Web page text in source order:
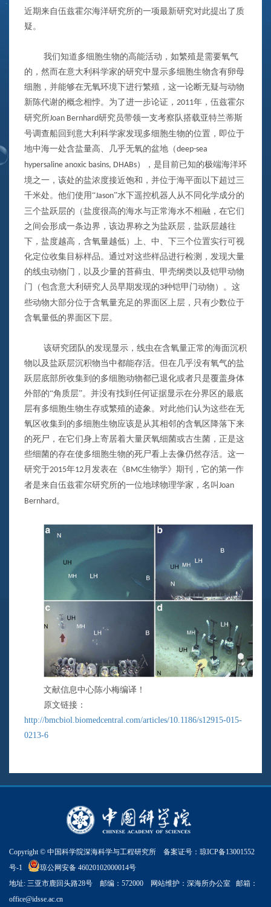
近期来自伍兹霍尔海洋研究所的一项最新研究对此提出了质
疑。
我们知道多细胞生物的高能活动，如繁殖是需要氧气
的，然而在意大利科学家的研究中显示多细胞生物含有卵母
细胞，并能够在无氧环境下进行繁殖，这一论断无疑与动物
新陈代谢的概念相悖。为了进一步论证， 2011年，伍兹霍尔
研究所Joan Bernhard研究员带领一支考察队搭载亚特兰蒂斯
号调查船回到意大利科学家发现多细胞生物的位置，即位于
地中海一处含盐量高、几乎无氧的盆地（deep-sea
hypersaline anoxic basins, DHABs），是目前已知的极端海洋环
境之一，该处的盐浓度接近饱和，并位于海平面以下超过三
千米处。他们使用“Jason”水下遥控机器人从不同化学成分的
三个盐跃层的（盐度很高的海水与正常海水不相融，在它们
之间会形成一条边界，该边界称之为盐跃层，盐跃层越往
下，盐度越高，含氧量越低）上、中、下三个位置实行可视
化定位收集目标样品。通过对这些样品进行检测，发现大量
的线虫动物门，以及少量的苔藓虫、甲壳纲类以及铠甲动物
门（包含意大利研究人员早期发现的3种铠甲门动物）。这
些动物大部分位于含氧量充足的界面区上层，只有少数位于
含氧量低的界面区下层。
该研究团队的发现显示，线虫在含氧量正常的海面沉积
物以及盐跃层沉积物当中都能存活。但在几乎没有氧气的盐
跃层底部所收集到的多细胞动物都已退化或者只是覆盖身体
外部的“角质层”。并没有找到任何证据显示在分界区的最底
层有多细胞生物生存或繁殖的迹象。对此他们认为这些在无
氧区收集到的多细胞生物应该是从其相邻的含氧区降落下来
的死尸，在它们身上寄居着大量厌氧细菌或古生菌，正是这
些细菌的存在使多细胞生物的死尸看上去像仍然存活。这一
研究于2015年12 月发表在《 BMC生物学》期刊，它的第一作
者是来自伍兹霍尔研究所的一位地球物理学家，名叫 Joan
Bernhard 。
文献信息中心陈小梅编译！
原文链接：
http://bmcbiol.biomedcentral.com/articles/10.1186/s12915-015-
0213-6
Copyright © 中国科学院深海科学与工程研究所 备案证号： 琼ICP备13001552
号-1
琼公网安备 46020102000014号
地址: 三亚市鹿回头路28号 邮编：572000 网站维护：深海所办公室 邮箱：
office@idsse.ac.cn